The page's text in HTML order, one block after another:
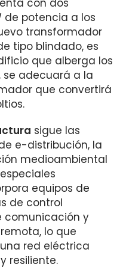
con dos
de potencia a los
transformador
tipo blindado, es
que alberga los
adecuará a la
que convertirá
sigue las
e-distribución, la
medioambiental
equipos de
de control
comunicación y
lo que
red eléctrica
resiliente.